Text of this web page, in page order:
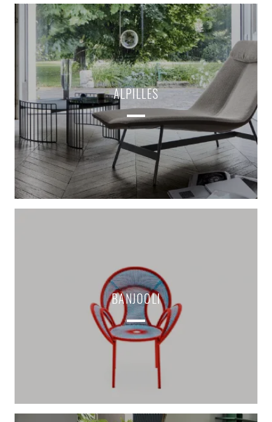
ALPILLES
BANJOOLI